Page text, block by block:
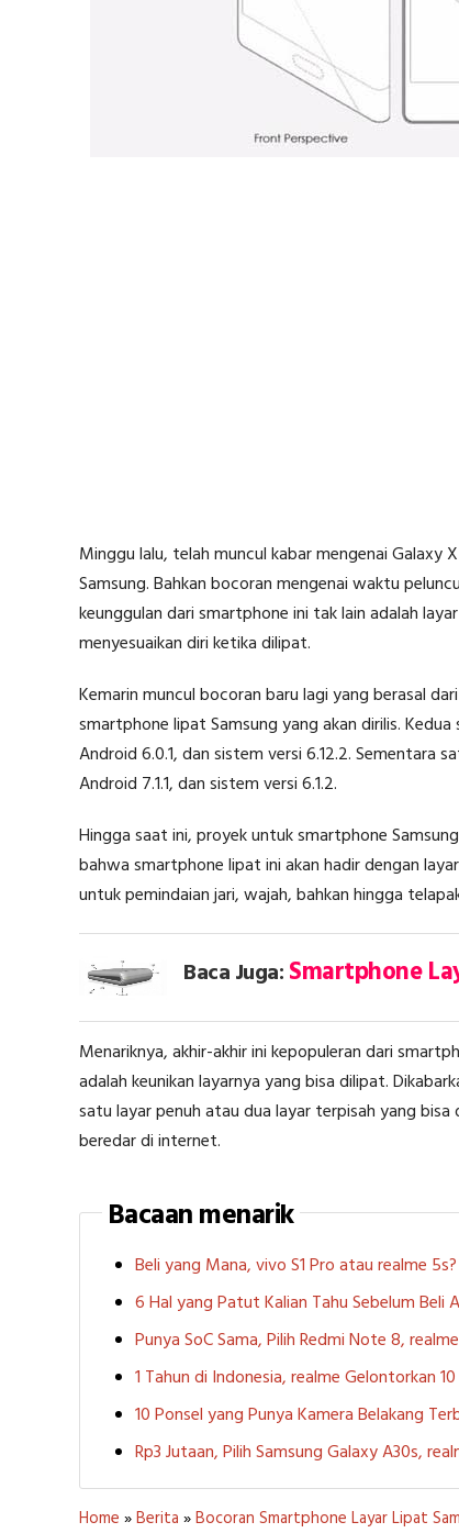
Minggu lalu, telah muncul kabar mengenai Galaxy
Samsung. Bahkan bocoran mengenai waktu
keunggulan dari smartphone ini tak lain adalah
menyesuaikan diri ketika dilipat.
Kemarin muncul bocoran baru lagi yang berasal
smartphone lipat Samsung yang akan dirilis.
Android 6.0.1, dan sistem versi 6.12.2. Sementara
Android 7.1.1, dan sistem versi 6.1.2.
Hingga saat ini, proyek untuk smartphone
bahwa smartphone lipat ini akan hadir dengan
untuk pemindaian jari, wajah, bahkan hingga
Baca Juga:Smartphone
Menariknya, akhir-akhir ini kepopuleran dari
adalah keunikan layarnya yang bisa dilipat.
satu layar penuh atau dua layar terpisah yang
beredar di internet.
Bacaan menarik
Beli yang Mana, vivo S1 Pro atau realme 5s?
6 Hal yang Patut Kalian Tahu Sebelum Beli
Punya SoC Sama, Pilih Redmi Note 8,
1 Tahun di Indonesia, realme Gelontorkan
10 Ponsel yang Punya Kamera Belakang
Rp3 Jutaan, Pilih Samsung Galaxy A30s,
Home »Berita »Bocoran Smartphone Layar Lipat